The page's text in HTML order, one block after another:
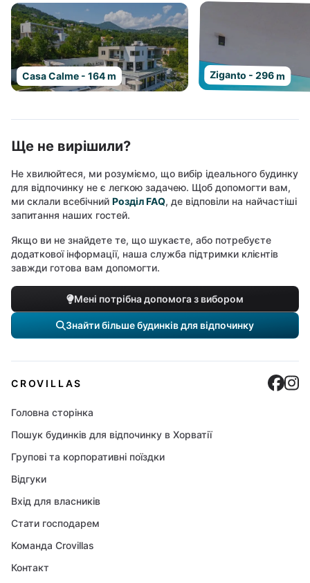
Casa Calme - 164 m Ziganto - 296 m
Ще не вирішили?
Не хвилюйтеся, ми розуміємо, що вибір ідеального будинку
для відпочинку не є легкою задачею. Щоб допомогти вам,
ми склали всебічний Розділ FAQ, де відповіли на найчастіші
запитання наших гостей.
Якщо ви не знайдете те, що шукаєте, або потребуєте
додаткової інформації, наша служба підтримки клієнтів
завжди готова вам допомогти.
Мені потрібна допомога з вибором
Знайти більше будинків для відпочинку
CROVILLAS
Головна сторінка
Пошук будинків для відпочинку в Хорватії
Групові та корпоративні поїздки
Відгуки
Вхід для власників
Стати господарем
Команда Crovillas
Контакт